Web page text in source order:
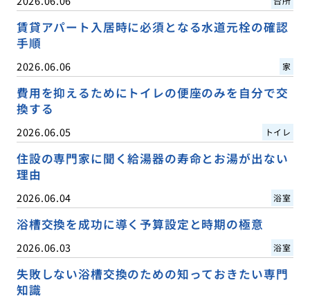
賃貸アパート入居時に必須となる水道元栓の確認
手順
2026.06.06 家
費用を抑えるためにトイレの便座のみを自分で交
換する
2026.06.05 トイレ
住設の専門家に聞く給湯器の寿命とお湯が出ない
理由
2026.06.04 浴室
浴槽交換を成功に導く予算設定と時期の極意
2026.06.03 浴室
失敗しない浴槽交換のための知っておきたい専門
知識